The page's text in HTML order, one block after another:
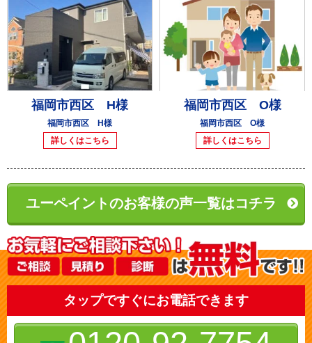
福岡市西区 H様
福岡市西区 H様
詳しくはこちら
福岡市西区 O様
福岡市西区 O様
詳しくはこちら
ユーペイントのお客様の声一覧はコチラ
タップですぐにお電話できます